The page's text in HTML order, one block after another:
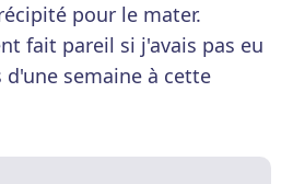
pour le mater.
fait pareil si j'avais pas eu
semaine à cette